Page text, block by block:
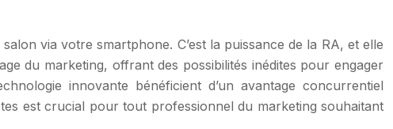
via votre smartphone. C’est la puissance de la RA, et elle
du marketing, offrant des possibilités inédites pour engager
innovante bénéficient d’un avantage concurrentiel
est crucial pour tout professionnel du marketing souhaitant